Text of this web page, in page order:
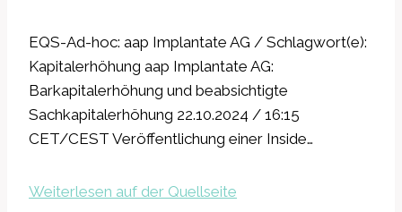
EQS-Ad-hoc: aap Implantate AG / Schlagwort(e):
Kapitalerhöhung aap Implantate AG:
Barkapitalerhöhung und beabsichtigte
Sachkapitalerhöhung 22.10.2024 / 16:15
CET/CEST Veröffentlichung einer Inside…
Weiterlesen auf der Quellseite